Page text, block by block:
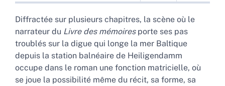
Plan
Texte intégral
Bibliographie
Notes
Citer cet article
Auteur
Diffractée sur plusieurs chapitres, la scène où le
narrateur du Livre des mémoiresporte ses pas
troublés sur la digue qui longe la mer Baltique
depuis la station balnéaire de Heiligendamm
occupe dans le roman une fonction matricielle, où
se joue la possibilité même du récit, sa forme, sa